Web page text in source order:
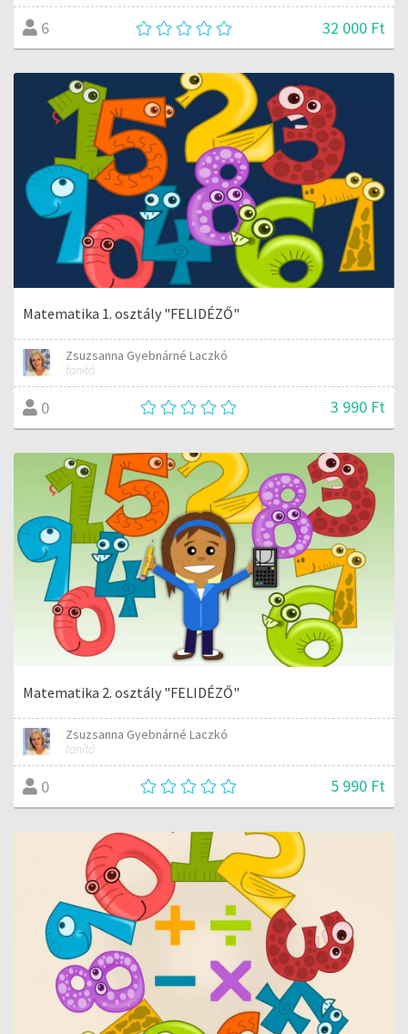
6 32 000 Ft
Matematika 1. osztály "FELIDÉZŐ"
Zsuzsanna Gyebnárné Laczkó
tanító
0 3 990 Ft
Matematika 2. osztály "FELIDÉZŐ"
Zsuzsanna Gyebnárné Laczkó
tanító
0 5 990 Ft